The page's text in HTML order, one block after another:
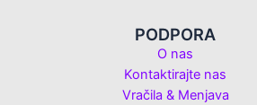
PODPORA
O nas
Kontaktirajte nas
Vračila & Menjava